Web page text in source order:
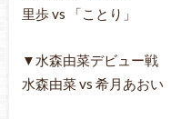
里歩 vs 「ことり」
▼水森由菜デビュー戦
水森由菜 vs 希月あおい